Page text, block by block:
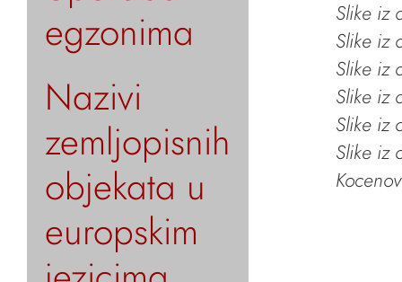
egzonima
Nazivi
zemljopisnih
objekata u
europskim
Slike iz
Slike iz
Slike iz
Slike iz
Slike iz
Slike iz